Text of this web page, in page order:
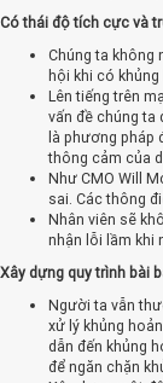
Có thái độ tích cực và
Chúng ta không
hội khi có khủng
Lên tiếng trên
vấn đề chúng ta
là phương
thông cảm của
Như CMO Will
sai. Các thông
Nhân viên sẽ
nhận lỗi lầm khi
Xây dựng quy trình bài
Người ta vẫn
xử lý khủng
dẫn đến khủng
để ngăn chặn